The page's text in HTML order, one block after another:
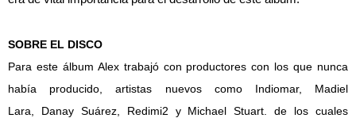
SOBRE EL DISCO
Para este álbum Alex trabajó con productores con los que nunca
había producido, artistas nuevos como Indiomar, Madiel
Lara, Danay Suárez, Redimi2 y Michael Stuart. de los cuales